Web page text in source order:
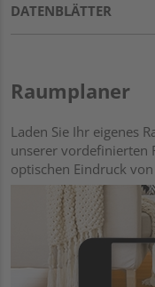
DATENBLÄTTER
Raumplaner
Laden Sie Ihr eigenes
unserer vordefinierten
optischen Eindruck